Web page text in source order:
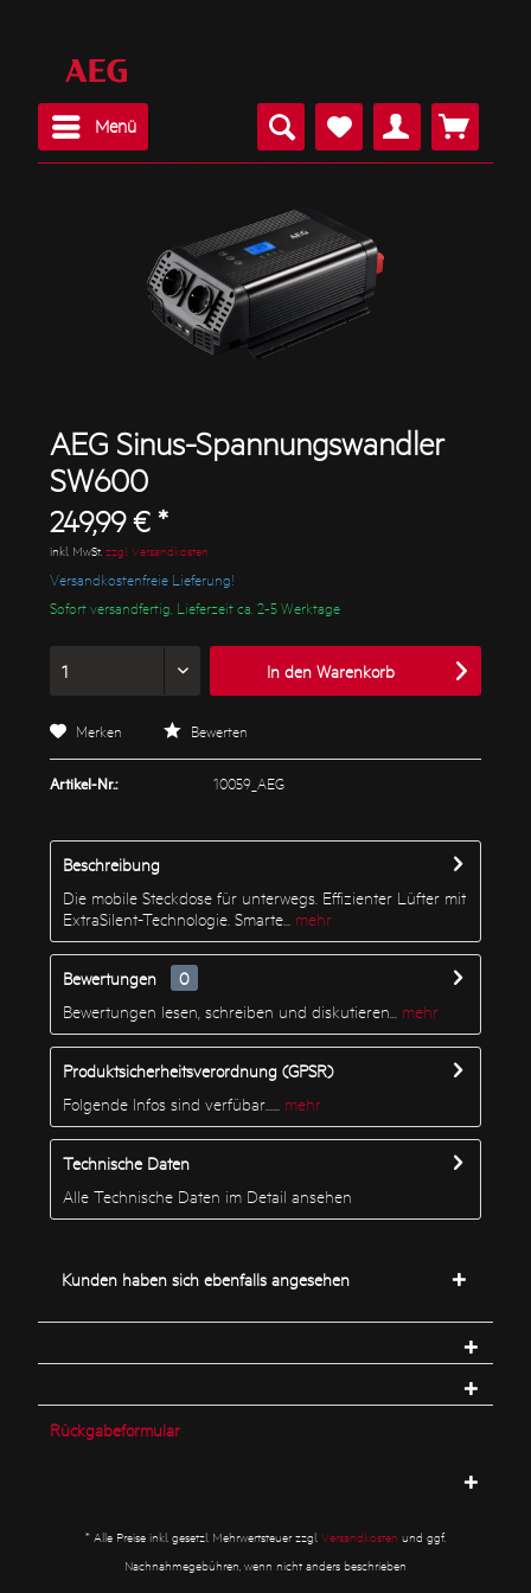
Menü
AEG Sinus-Spannungswandler
SW600
249,99 € *
inkl. MwSt. zzgl. Versandkosten
Versandkostenfreie Lieferung!
Sofort versandfertig, Lieferzeit ca. 2-5 Werktage
In den Warenkorb
Merken Bewerten
Artikel-Nr.: 10059_AEG
Beschreibung
Die mobile Steckdose für unterwegs. Effizienter Lüfter mit
ExtraSilent-Technologie. Smarte...
mehr
Bewertungen
0
Bewertungen lesen, schreiben und diskutieren...
mehr
Produktsicherheitsverordnung (GPSR)
Folgende Infos sind verfübar...... mehr
Technische Daten
Alle Technische Daten im Detail ansehen
Kunden haben sich ebenfalls angesehen
Rückgabeformular
* Alle Preise inkl. gesetzl. Mehrwertsteuer zzgl. Versandkosten und ggf.
Nachnahmegebühren, wenn nicht anders beschrieben